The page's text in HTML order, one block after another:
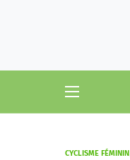
CYCLISME FÉMININ